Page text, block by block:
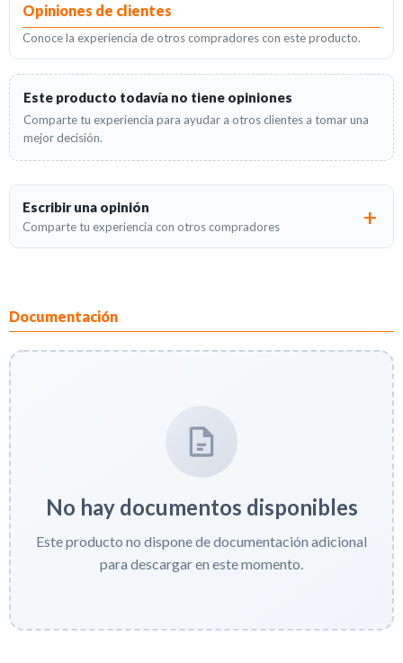
Opiniones de clientes
Conoce la experiencia de otros compradores con este producto.
Este producto todavía no tiene opiniones
Comparte tu experiencia para ayudar a otros clientes a tomar una
mejor decisión.
Escribir una opinión
Comparte tu experiencia con otros compradores
Documentación
No hay documentos disponibles
Este producto no dispone de documentación adicional
para descargar en este momento.